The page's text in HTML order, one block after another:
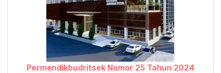
Permendikbudritsek Nomor 25 Tahun 2024